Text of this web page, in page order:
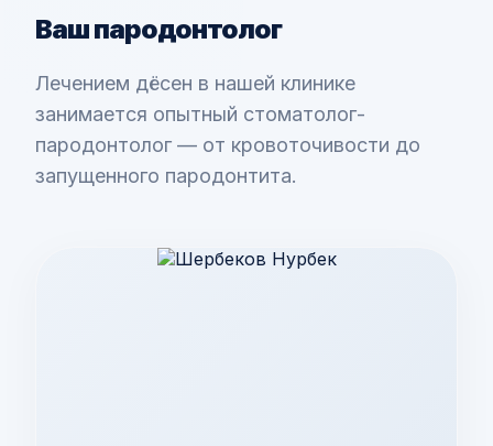
Ваш пародонтолог
Лечением дёсен в нашей клинике
занимается опытный стоматолог-
пародонтолог — от кровоточивости до
запущенного пародонтита.